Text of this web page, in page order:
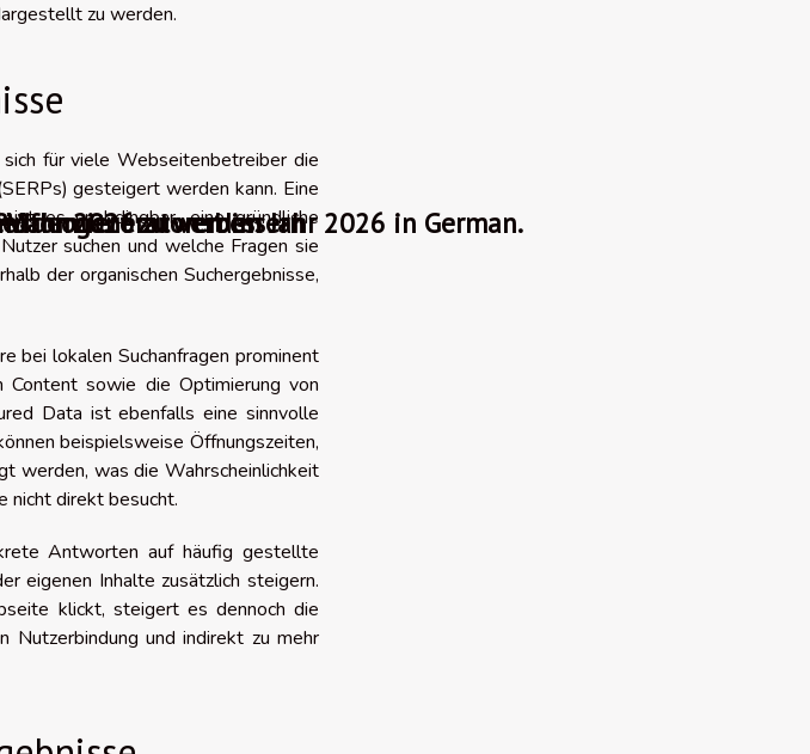
zu werden.
für viele Webseitenbetreiber die
gesteigert werden kann. Eine
es unabdingbar, eine gründliche
suchen und welche Fragen sie
der organischen Suchergebnisse,
bei lokalen Suchanfragen prominent
sowie die Optimierung von
Data ist ebenfalls eine sinnvolle
beispielsweise Öffnungszeiten,
werden, was die Wahrscheinlichkeit
nicht direkt besucht.
Antworten auf häufig gestellte
eigenen Inhalte zusätzlich steigern.
klickt, steigert es dennoch die
Nutzerbindung und indirekt zu mehr
2026 zu verbessernim Jahr 2026 in German.
informiert zu werden